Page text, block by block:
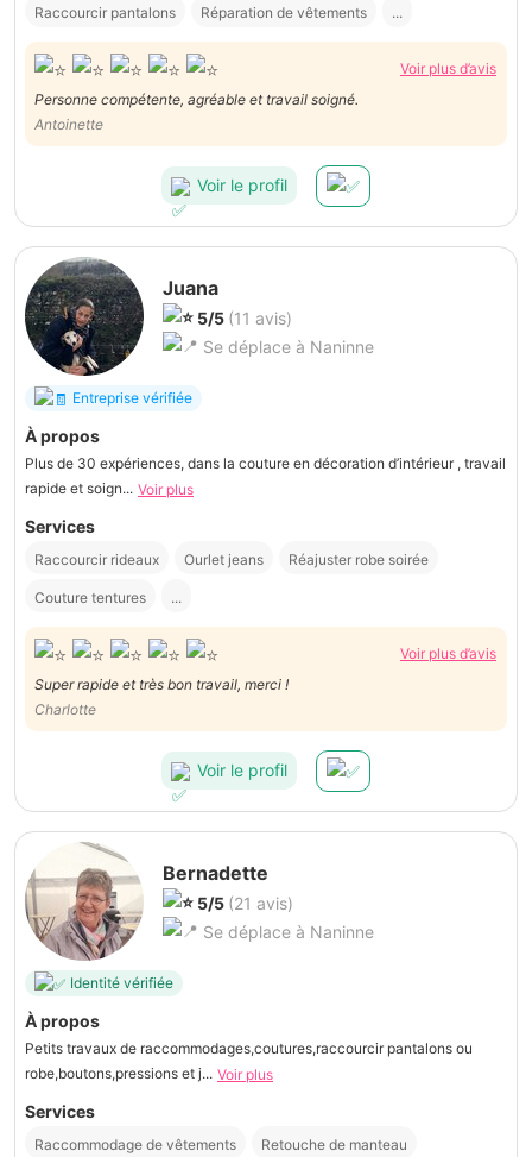
Raccourcir pantalons Réparation de vêtements ...
Voir plus d’avis
Personne compétente, agréable et travail soigné.
Antoinette
Voir le profil
Juana
5/5 (11 avis)
Se déplace à Naninne
Entreprise vérifiée
À propos
Plus de 30 expériences, dans la couture en décoration d’intérieur , travail
rapide et soign... Voir plus
Services
Raccourcir rideaux Ourlet jeans Réajuster robe soirée
Couture tentures ...
Voir plus d’avis
Super rapide et très bon travail, merci !
Charlotte
Voir le profil
Bernadette
5/5 (21 avis)
Se déplace à Naninne
Identité vérifiée
À propos
Petits travaux de raccommodages,coutures,raccourcir pantalons ou
robe,boutons,pressions et j... Voir plus
Services
Raccommodage de vêtements Retouche de manteau